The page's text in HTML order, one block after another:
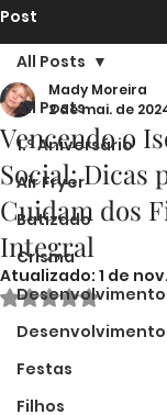
Post
All Posts
1.º Aniversário
Air Fryer
Batizado
Crisma
Desenvolvimento
Festas
Filhos
All Posts
Vencendo o
Social: Dicas
Cuidam dos
Integral
Mady Moreira
2 de mai. de
Atualizado: 1 de
Avaliado com